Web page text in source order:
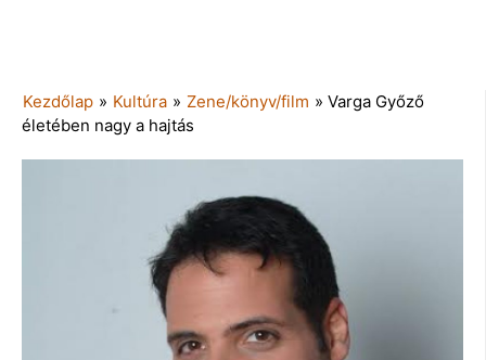
Kezdőlap » Kultúra » Zene/könyv/film » Varga Győző
életében nagy a hajtás